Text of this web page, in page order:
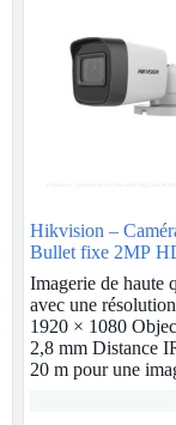
Hikvision –
Bullet fixe 2MP
2CE16D0T-EXIF
Imagerie de haute
avec une
1920 × 1080
2,8 mm Distance
20 m pour une